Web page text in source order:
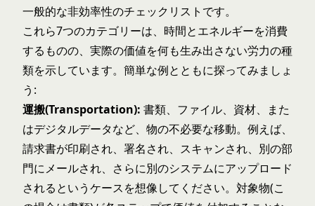
一般的な非効率性のチェックリストです。
これら7つのカテゴリーは、時間とエネルギーを消費
するものの、実際の価値を何も生み出さない労力の種
類を示しています。簡単な例とともに探ってみましょ
う:
運搬(Transportation): 書類、ファイル、資材、また
はデジタルデータなど、物の不必要な移動。例えば、
請求書が印刷され、署名され、スキャンされ、別の部
門にメールされ、さらに別のシステムにアップロード
されるというケースを想像してください。対象物(こ